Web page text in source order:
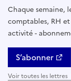
Chaque semaine,
comptables, RH
activité -
S’abonner
Voir toutes les lettres